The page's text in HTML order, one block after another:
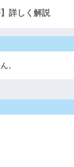
詳しく解説
。